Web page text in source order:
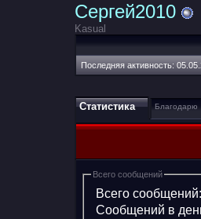
Сергей2010
Kasual
Последняя активность:
Статистика Благодарю
Всего сообщений
Всего сообщений:
Сообщений в